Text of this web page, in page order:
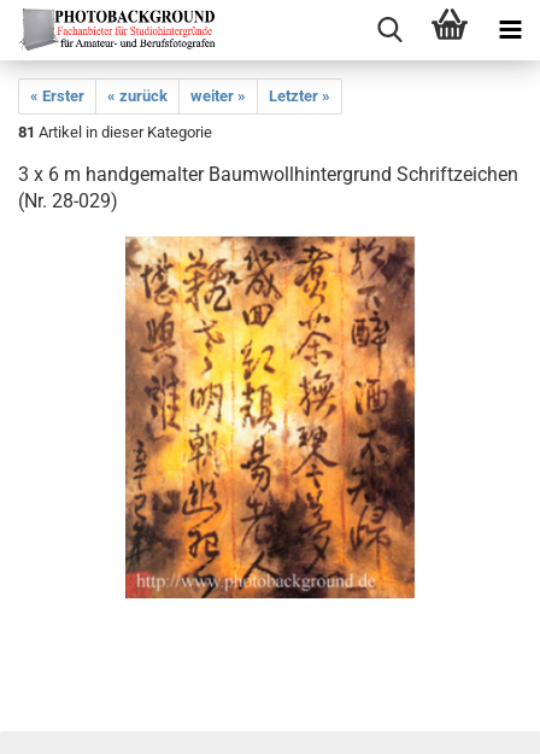
« Erster « zurück weiter »
Letzter »
81 Artikel in dieser Kategorie
3 x 6 m handgemalter Baumwollhintergrund Schriftzeichen
(Nr. 28-029)